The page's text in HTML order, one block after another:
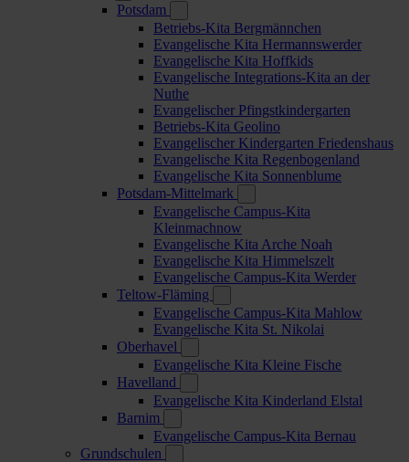
Potsdam
Betriebs-Kita Bergmännchen
Evangelische Kita Hermannswerder
Evangelische Kita Hoffkids
Evangelische Integrations-Kita an der
Nuthe
Evangelischer Pfingstkindergarten
Betriebs-Kita Geolino
Evangelischer Kindergarten Friedenshaus
Evangelische Kita Regenbogenland
Evangelische Kita Sonnenblume
Potsdam-Mittelmark
Evangelische Campus-Kita
Kleinmachnow
Evangelische Kita Arche Noah
Evangelische Kita Himmelszelt
Evangelische Campus-Kita Werder
Teltow-Fläming
Evangelische Campus-Kita Mahlow
Evangelische Kita St. Nikolai
Oberhavel
Evangelische Kita Kleine Fische
Havelland
Evangelische Kita Kinderland Elstal
Barnim
Evangelische Campus-Kita Bernau
Grundschulen